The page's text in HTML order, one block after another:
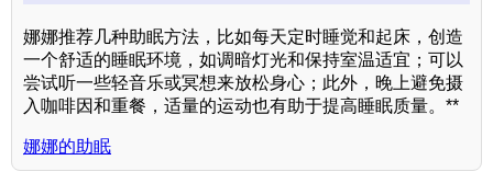
娜娜推荐几种助眠方法，比如每天定时睡觉和起床，创造
一个舒适的睡眠环境，如调暗灯光和保持室温适宜；可以
尝试听一些轻音乐或冥想来放松身心；此外，晚上避免摄
入咖啡因和重餐，适量的运动也有助于提高睡眠质量。**
娜娜的助眠